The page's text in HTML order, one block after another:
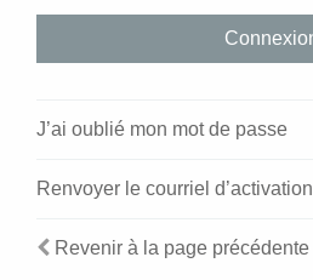
J’ai oublié mon mot de passe
Renvoyer le courriel d’activation
Revenir à la page précédente